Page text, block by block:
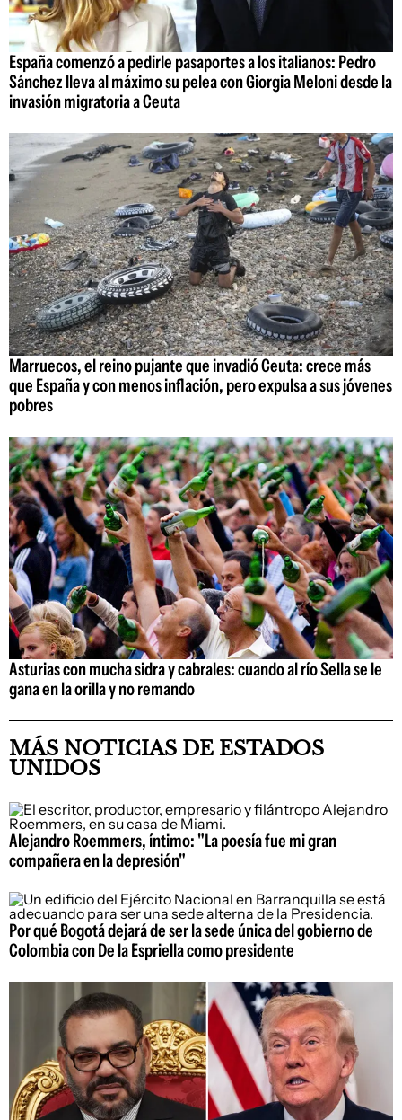
España comenzó a pedirle pasaportes a los italianos: Pedro
Sánchez lleva al máximo su pelea con Giorgia Meloni desde la
invasión migratoria a Ceuta
Marruecos, el reino pujante que invadió Ceuta: crece más
que España y con menos inflación, pero expulsa a sus jóvenes
pobres
Asturias con mucha sidra y cabrales: cuando al río Sella se le
gana en la orilla y no remando
MÁS NOTICIAS DE ESTADOS
UNIDOS
Alejandro Roemmers, íntimo: "La poesía fue mi gran
compañera en la depresión"
Por qué Bogotá dejará de ser la sede única del gobierno de
Colombia con De la Espriella como presidente